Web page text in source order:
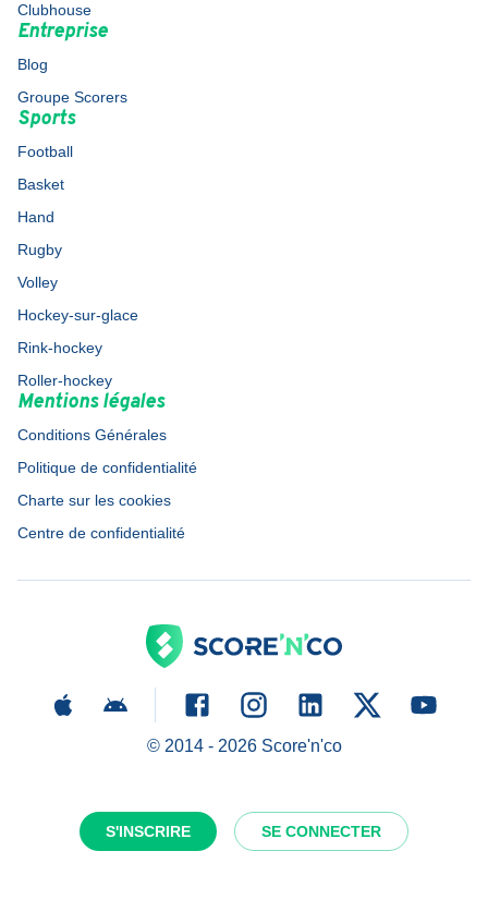
S'INSCRIRE SE CONNECTER
Clubhouse
Entreprise
Blog
Groupe Scorers
Sports
Football
Basket
Hand
Rugby
Volley
Hockey-sur-glace
Rink-hockey
Roller-hockey
Mentions légales
Conditions Générales
Politique de confidentialité
Charte sur les cookies
Centre de confidentialité
© 2014 - 2026Score'n'co